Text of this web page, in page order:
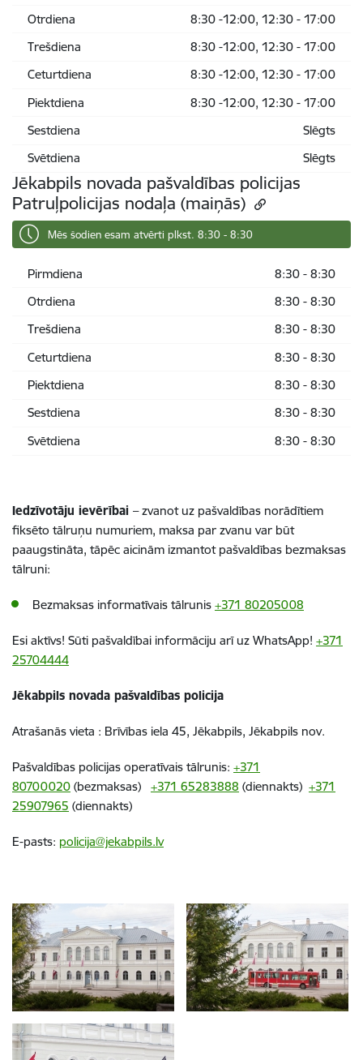
Otrdiena
8:30 -12:00, 12:30 - 17:00
Trešdiena
8:30 -12:00, 12:30 - 17:00
Ceturtdiena
8:30 -12:00, 12:30 - 17:00
Piektdiena
8:30 -12:00, 12:30 - 17:00
Sestdiena
Slēgts
Svētdiena
Slēgts
Jēkabpils novada pašvaldības policijas
Patruļpolicijas nodaļa (maiņās)
Mēs šodien esam atvērti plkst. 8:30 - 8:30
Pirmdiena
8:30 - 8:30
Otrdiena
8:30 - 8:30
Trešdiena
8:30 - 8:30
Ceturtdiena
8:30 - 8:30
Piektdiena
8:30 - 8:30
Sestdiena
8:30 - 8:30
Svētdiena
8:30 - 8:30
Iedzīvotāju ievērībai – zvanot uz pašvaldības norādītiem
fiksēto tālruņu numuriem, maksa par zvanu var būt
paaugstināta, tāpēc aicinām izmantot pašvaldības bezmaksas
tālruni:
Bezmaksas informatīvais tālrunis +371 80205008
Esi aktīvs! Sūti pašvaldībai informāciju arī uz WhatsApp! +371
25704444
Jēkabpils novada pašvaldības policija
Atrašanās vieta : Brīvības iela 45, Jēkabpils, Jēkabpils nov.
Pašvaldības policijas operatīvais tālrunis: +371
80700020 (bezmaksas) +371 65283888 (diennakts) +371
25907965 (diennakts)
E-pasts: policija@jekabpils.lv